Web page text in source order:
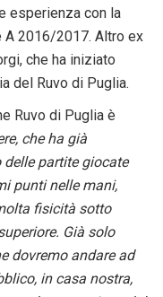
esperienza con la
A 2016/2017. Altro ex
che ha iniziato
del Ruvo di Puglia.
Ruvo di Puglia è
che ha già
partite giocate
punti nelle mani,
fisicità sotto
Già solo
dovremo andare ad
in casa nostra,